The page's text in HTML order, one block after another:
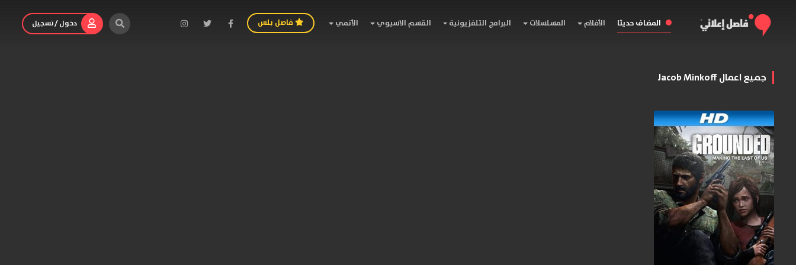
المضاف حديثا الأفلام المسلسلات البرامج التلفزيونية القسم الاسيوي الأنمي فاصل بلس دخول / تسجيل
جميع اعمال Jacob Minkoff